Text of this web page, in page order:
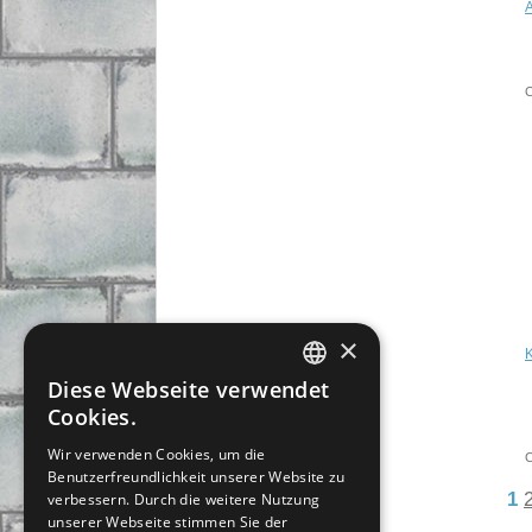
1
CZECH
GERMAN
×
Diese Webseite verwendet
Cookies.
Wir verwenden Cookies, um die
Benutzerfreundlichkeit unserer Website zu
verbessern. Durch die weitere Nutzung
unserer Webseite stimmen Sie der